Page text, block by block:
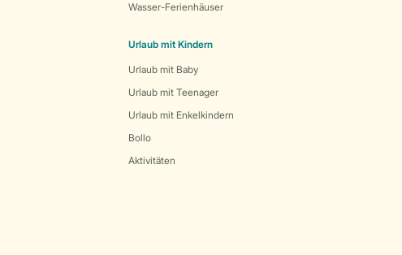
Wasser-Ferienhäuser
Urlaub mit Kindern
Urlaub mit Baby
Urlaub mit Teenager
Urlaub mit Enkelkindern
Bollo
Aktivitäten